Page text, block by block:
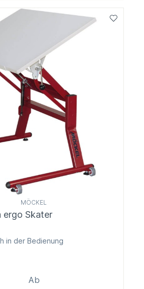
MÖCKEL
ergo Skater
in der Bedienung
Ab